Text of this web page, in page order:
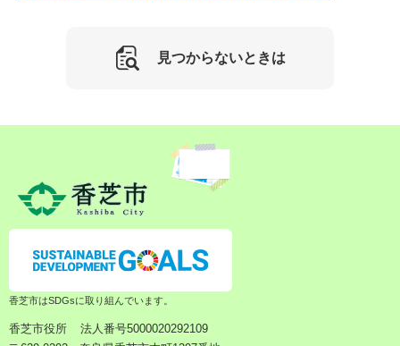
見つからないときは
香芝市はSDGsに取り組んでいます。
香芝市役所
法人番号5000020292109